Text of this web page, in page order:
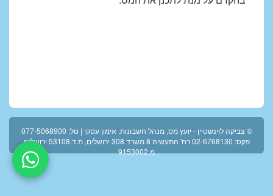
© צביקה לוינשטיין - יועץ מס, מנהל חשבונות, אימון עסקי | טל: 077-5068900
פקס: 02-6768130 רח' התעשיה 8 משרד 308 ירושלים, ת.ד.53108 ירושלים
מ.9153002